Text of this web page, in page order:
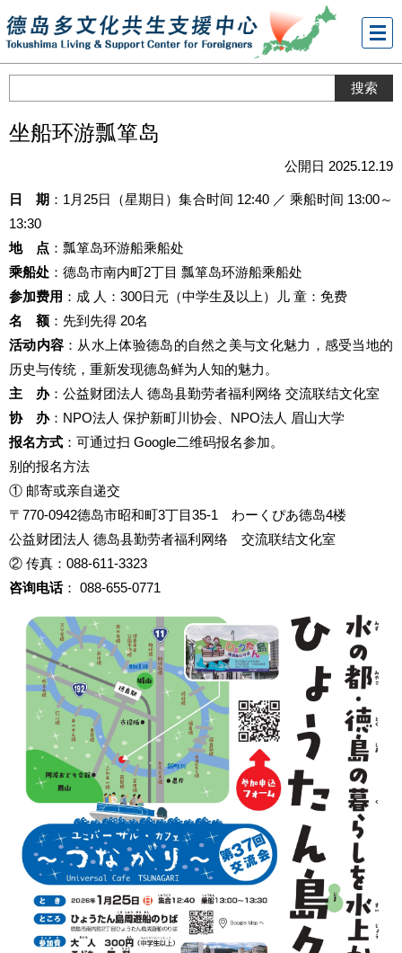
メニ
ュー
坐船环游瓢箪岛
公開日 2025.12.19
日 期 ：1月25日（星期日）集合时间 12:40 ／ 乘船时间 13:00～
13:30
地 点 ：瓢箪岛环游船乘船处
乘船处 ：德岛市南内町2丁目 瓢箪岛环游船乘船处
参加费用 ：成 人：300日元（中学生及以上）儿 童：免费
名 额 ：先到先得 20名
活动内容 ：从水上体验德岛的自然之美与文化魅力，感受当地的
历史与传统，重新发现德岛鲜为人知的魅力。
主 办：公益财团法人 德岛县勤劳者福利网络 交流联结文化室
协 办：NPO法人 保护新町川协会、NPO法人 眉山大学
报名方式 ：可通过扫 Google二维码报名参加。
别的报名方法
① 邮寄或亲自递交
〒770-0942德岛市昭和町3丁目35-1 わーくぴあ德岛4楼
公益财团法人 德岛县勤劳者福利网络 交流联结文化室
② 传真：088-611-3323
咨询电话： 088-655-0771